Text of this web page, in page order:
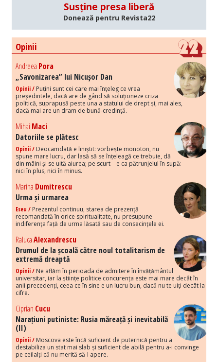
Susține presa liberă
Donează pentru Revista22
Opinii
Andreea Pora
„Savonizarea” lui Nicușor Dan
Opinii / Puțini sunt cei care mai înțeleg ce vrea
președintele, dacă are de gând să soluționeze criza
politică, suprapusă peste una a statului de drept și, mai ales,
dacă mai are un dram de bună-credință.
Mihai Maci
Datoriile se plătesc
Opinii / Deocamdată e liniștit: vorbește monoton, nu
spune mare lucru, dar lasă să se înțeleagă ce trebuie, dă
din mâini și se uită aiurea; pe scurt – e ca pătrunjelul în supă:
nici în plus, nici în minus.
Marina Dumitrescu
Urma și urmarea
Eseu / Prezentul continuu, starea de prezență
recomandată în orice spiritualitate, nu presupune
indiferența față de urma lăsată sau de consecințele ei.
RalucaAlexandrescu
Drumul de la școală către noul totalitarism de
extremă dreaptă
Opinii / Ne aflăm în perioada de admitere în învățământul
universitar, iar la științe politice concurența este mai mare decât în
anii precedenți, ceea ce în sine e un lucru bun, dacă nu te uiți decât la
cifre.
Ciprian Cucu
Narațiuni putiniste: Rusia măreață și inevitabilă
(II)
Opinii / Moscova este încă suficient de puternică pentru a
destabiliza un stat mai slab și suficient de abilă pentru a-i convinge
pe ceilalți că nu merită să-l apere.